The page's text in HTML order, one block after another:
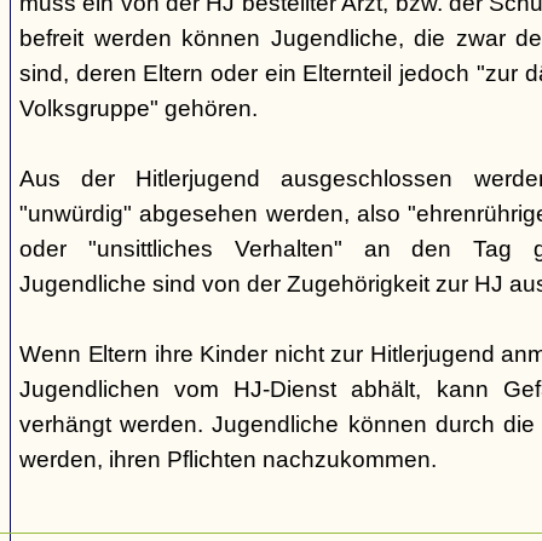
befreit werden können Jugendliche, die zwar
sind, deren Eltern oder ein Elternteil jedoch "zur
Volksgruppe" gehören.
Aus der Hitlerjugend ausgeschlossen
"unwürdig" abgesehen werden, also
oder "unsittliches Verhalten" an den Tag
Jugendliche sind von der Zugehörigkeit zur HJ
Wenn Eltern ihre Kinder nicht zur Hitlerjugend
Jugendlichen vom HJ-Dienst abhält, kann
verhängt werden. Jugendliche können durch
werden, ihren Pflichten nachzukommen.